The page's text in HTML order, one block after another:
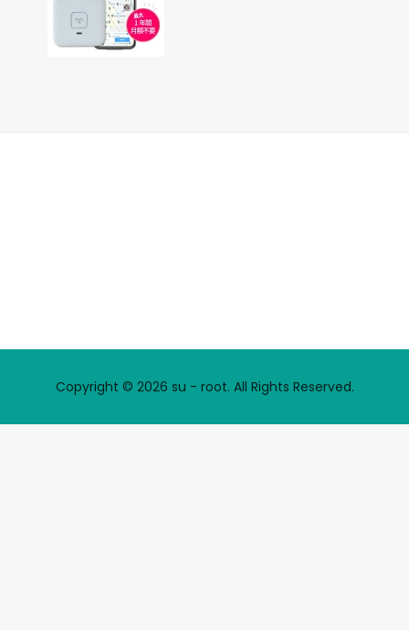
Copyright © 2026 su - root. All Rights Reserved.